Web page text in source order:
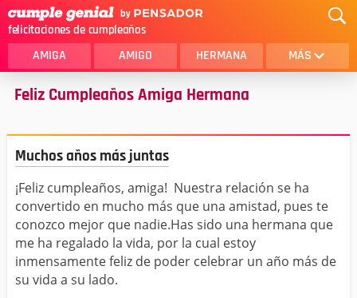
felicitaciones de cumpleaños
AMIGA AMIGO HERMANA MÁS
MAMA
SOBRINA
HERMANO
HIJO
NOVIA
ESPOSO
PAPA
HOMBRE
TIA
Feliz Cumpleaños Amiga Hermana
Muchos años más juntas
¡Feliz cumpleaños, amiga! Nuestra relación se ha
convertido en mucho más que una amistad, pues te
conozco mejor que nadie.Has sido una hermana que
me ha regalado la vida, por la cual estoy
inmensamente feliz de poder celebrar un año más de
su vida a su lado.